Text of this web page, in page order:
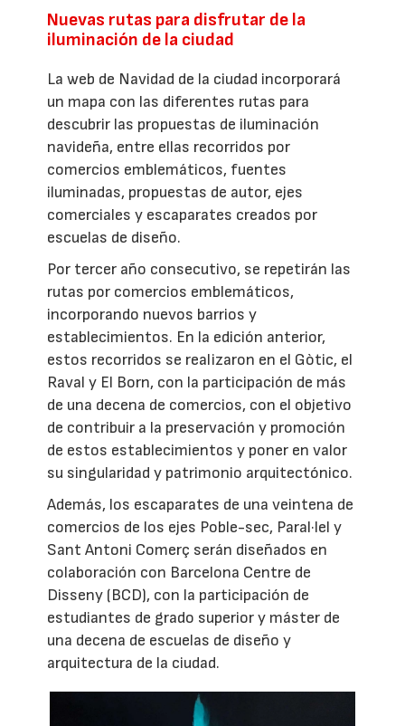
Nuevas rutas para disfrutar de la
iluminación de la ciudad
La web de Navidad de la ciudad incorporará
un mapa con las diferentes rutas para
descubrir las propuestas de iluminación
navideña, entre ellas recorridos por
comercios emblemáticos, fuentes
iluminadas, propuestas de autor, ejes
comerciales y escaparates creados por
escuelas de diseño.
Por tercer año consecutivo, se repetirán las
rutas por comercios emblemáticos,
incorporando nuevos barrios y
establecimientos. En la edición anterior,
estos recorridos se realizaron en el Gòtic, el
Raval y El Born, con la participación de más
de una decena de comercios, con el objetivo
de contribuir a la preservación y promoción
de estos establecimientos y poner en valor
su singularidad y patrimonio arquitectónico.
Además, los escaparates de una veintena de
comercios de los ejes Poble-sec, Paral·lel y
Sant Antoni Comerç serán diseñados en
colaboración con Barcelona Centre de
Disseny (BCD), con la participación de
estudiantes de grado superior y máster de
una decena de escuelas de diseño y
arquitectura de la ciudad.